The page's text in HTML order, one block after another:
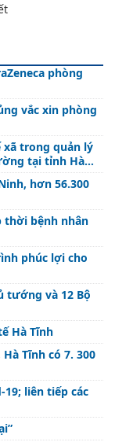
phòng
vắc xin phòng
xã trong quản lý
tại tỉnh Hà
hơn 56.300
thời bệnh nhân
phúc lợi cho
tướng và 12 Bộ
Hà Tĩnh
Tĩnh có 7. 300
19; liên tiếp các